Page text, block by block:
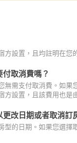
方設置，且均註明在您
取消費嗎？
無需支付取消費。如
方設置，且該費用也是
改日期或者取消訂
型的日期。如果您選